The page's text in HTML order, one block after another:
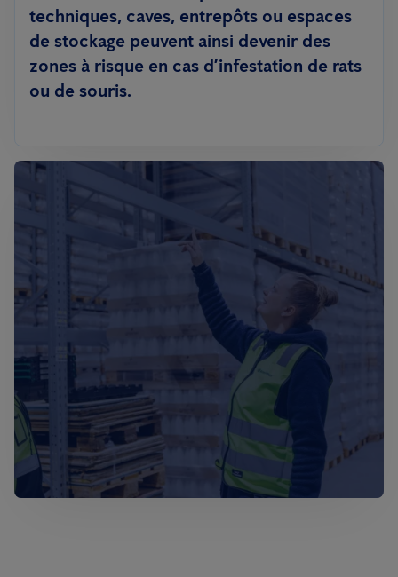
techniques, caves, entrepôts ou espaces
de stockage peuvent ainsi devenir des
zones à risque en cas d’infestation de rats
ou de souris.